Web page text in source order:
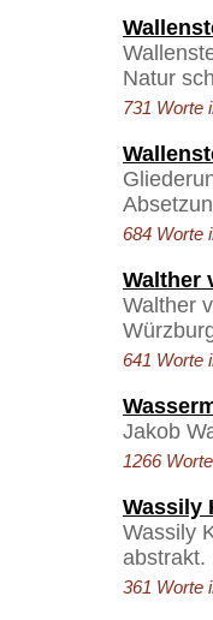
Natur
731 Worte
684 Worte
Walther
Walther
641 Worte
Jakob
1266
Wassily
Wassily
abstrakt.
361 Worte